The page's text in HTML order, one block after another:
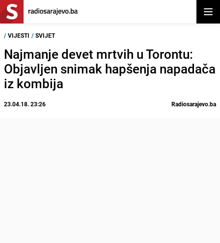
/ VIJESTI / SVIJET
Najmanje devet mrtvih u Torontu:
Objavljen snimak hapšenja napadača
iz kombija
23.04.18. 23:26 Radiosarajevo.ba